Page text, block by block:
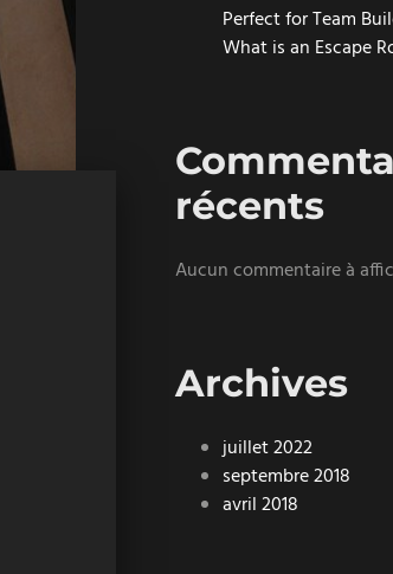
Perfect for Team
What is an Escape
récents
Aucun commentaire à
Archives
juillet 2022
septembre 2018
avril 2018